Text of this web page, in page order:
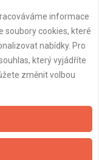
informace
soubory cookies, které
nabídky. Pro
který vyjádříte
změnit volbou